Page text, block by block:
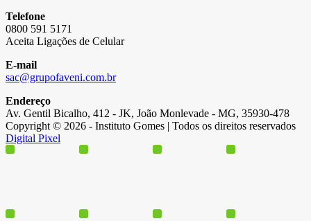
Telefone
0800 591 5171
Aceita Ligações de Celular
E-mail
sac@grupofaveni.com.br
Endereço
Av. Gentil Bicalho, 412 - JK, João Monlevade - MG, 35930-478
Copyright © 2026 - Instituto Gomes | Todos os direitos reservados
Digital Pixel